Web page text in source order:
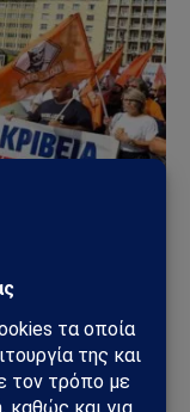
Χριστούγεννα